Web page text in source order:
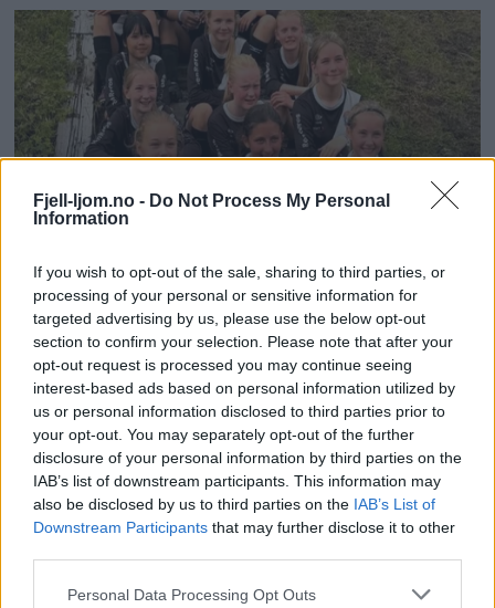
Fjell-ljom.no - Do Not Process My Personal
Information
If you wish to opt-out of the sale, sharing to third parties, or
processing of your personal or sensitive information for
targeted advertising by us, please use the below opt-out
section to confirm your selection. Please note that after your
opt-out request is processed you may continue seeing
interest-based ads based on personal information utilized by
us or personal information disclosed to third parties prior to
your opt-out. You may separately opt-out of the further
disclosure of your personal information by third parties on the
IAB’s list of downstream participants. This information may
also be disclosed by us to third parties on the IAB’s List of
Downstream Participants that may further disclose it to other
Personal Data Processing Opt Outs